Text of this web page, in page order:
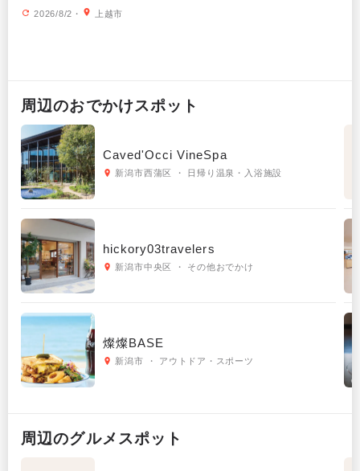
2026/8/2 ・ 上越市
周辺のおでかけスポット
Caved'Occi VineSpa
新潟市西蒲区 ・ 日帰り温泉・入浴施設
hickory03travelers
新潟市中央区 ・ その他おでかけ
燦燦BASE
新潟市 ・ アウトドア・スポーツ
周辺のグルメ スポット